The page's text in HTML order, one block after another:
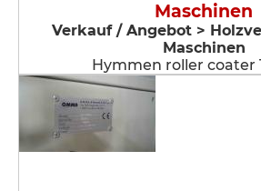
Maschinen
Verkauf / Angebot >
Maschinen
Hymmen roller coater